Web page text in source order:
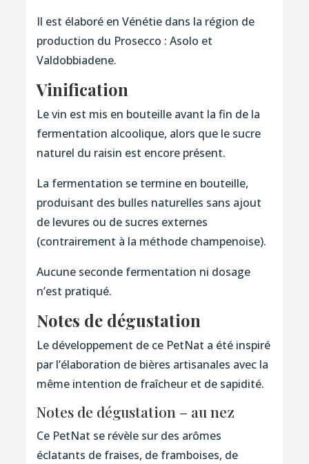
Il est élaboré en Vénétie dans la région de
production du Prosecco : Asolo et
Valdobbiadene.
Vinification
Le vin est mis en bouteille avant la fin de la
fermentation alcoolique, alors que le sucre
naturel du raisin est encore présent.
La fermentation se termine en bouteille,
produisant des bulles naturelles sans ajout
de levures ou de sucres externes
(contrairement à la méthode champenoise).
Aucune seconde fermentation ni dosage
n’est pratiqué.
Notes de dégustation
Le développement de ce PetNat a été inspiré
par l’élaboration de bières artisanales avec la
même intention de fraîcheur et de sapidité.
Notes de dégustation – au nez
Ce PetNat se révèle sur des arômes
éclatants de fraises, de framboises, de